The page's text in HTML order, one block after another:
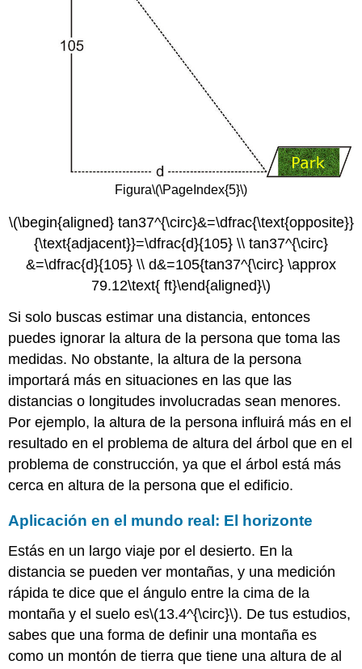
Figura\(\PageIndex{5}\)
\(\begin{aligned} tan37^{\circ}&=\dfrac{\text{opposite}}
{\text{adjacent}}=\dfrac{d}{105} \\ tan37^{\circ}
&=\dfrac{d}{105} \\ d&=105{tan37^{\circ} \approx
79.12\text{ ft}\end{aligned}\)
Si solo buscas estimar una distancia, entonces
puedes ignorar la altura de la persona que toma las
medidas. No obstante, la altura de la persona
importará más en situaciones en las que las
distancias o longitudes involucradas sean menores.
Por ejemplo, la altura de la persona influirá más en el
resultado en el problema de altura del árbol que en el
problema de construcción, ya que el árbol está más
cerca en altura de la persona que el edificio.
Aplicación en el mundo real: El horizonte
Estás en un largo viaje por el desierto. En la
distancia se pueden ver montañas, y una medición
rápida te dice que el ángulo entre la cima de la
montaña y el suelo es\(13.4^{\circ}\). De tus estudios,
sabes que una forma de definir una montaña es
como un montón de tierra que tiene una altura de al